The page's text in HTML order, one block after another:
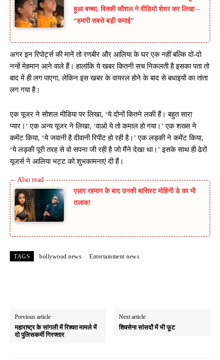
हुआ बच्चा, विक्की कौशल ने वीडियो शेयर कर लिखा –
“हमारी सबसे बड़ी कमाई”
अगर इन रिपोर्ट्स की मानें तो रणबीर और आलिया के घर एक नहीं बल्कि दो-दो
नन्हें मेहमान आने वाले हैं। हालांकि ये खबर कितनी सच निकलती है इसका पता तो
बाद में ही लग पाएगा, लेकिन इस खबर के वायरल होने के बाद से बधाइयों का तांता
लग गया है।
एक यूजर ने सोशल मीडिया पर लिखा, ‘ये दोनों कितने लकी हैं। बहुत सारा
प्यार।’ एक अन्य यूजर ने लिखा, ‘वाओ ये तो कमाल हो गया।’ एक शख्स ने
कमेंट किया, ‘ये जवानी है दीवानी रिपीट हो रही है।’ एक लड़की ने कमेंट किया,
‘ये लड़की पूरी तरह से वो सपना जी रही है जो मैंने देखा था।’ इसके साथ ही ढेरों
यूजर्स ने आलिया भट्ट को शुभकामनाएं दी हैं।
एआर रहमान के बाद उनकी बासिस्ट मोहिनी डे का भी
तलाक!
TAGS bollywood news Entertainment news
Previous article
महाराष्ट्र के सांगली में रिश्वत मामले में
दो पुलिसकर्मी गिरफ्तार
Next article
शिवसेना सांसदों में भी फूट